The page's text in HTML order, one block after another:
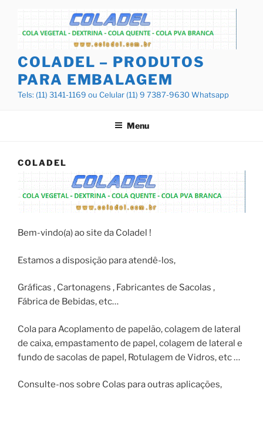
COLADEL – PRODUTOS
PARA EMBALAGEM
Tels: (11) 3141-1169 ou Celular (11) 9 7387-9630 Whatsapp
Menu
COLADEL
Bem-vindo(a) ao site da Coladel !
Estamos a disposição para atendê-los,
Gráficas , Cartonagens , Fabricantes de Sacolas ,
Fábrica de Bebidas, etc…
Cola para Acoplamento de papelão, colagem de lateral
de caixa, empastamento de papel, colagem de lateral e
fundo de sacolas de papel, Rotulagem de Vidros, etc …
Consulte-nos sobre Colas para outras aplicações,